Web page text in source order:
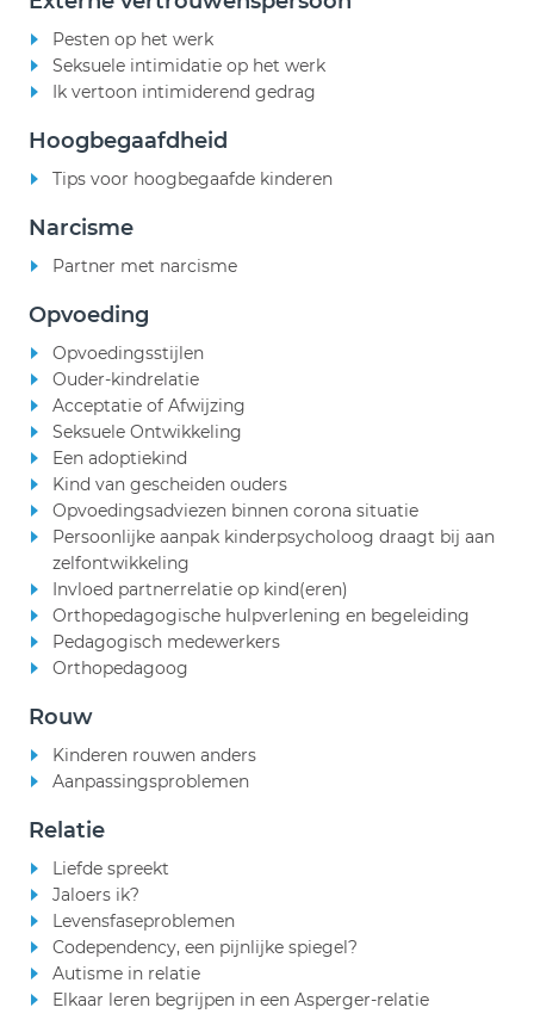
Pesten op het werk
Seksuele intimidatie op het werk
Ik vertoon intimiderend gedrag
Hoogbegaafdheid
Tips voor hoogbegaafde kinderen
Narcisme
Partner met narcisme
Opvoeding
Opvoedingsstijlen
Ouder-kindrelatie
Acceptatie of Afwijzing
Seksuele Ontwikkeling
Een adoptiekind
Kind van gescheiden ouders
Opvoedingsadviezen binnen corona situatie
Persoonlijke aanpak kinderpsycholoog draagt bij aan
zelfontwikkeling
Invloed partnerrelatie op kind(eren)
Orthopedagogische hulpverlening en begeleiding
Pedagogisch medewerkers
Orthopedagoog
Rouw
Kinderen rouwen anders
Aanpassingsproblemen
Relatie
Liefde spreekt
Jaloers ik?
Levensfaseproblemen
Codependency, een pijnlijke spiegel?
Autisme in relatie
Elkaar leren begrijpen in een Asperger-relatie